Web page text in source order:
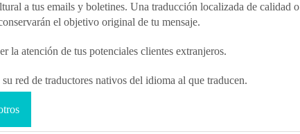
a tus emails y boletines. Una traducción localizada de calidad
el objetivo original de tu mensaje.
la atención de tus potenciales clientes extranjeros.
red de traductores nativos del idioma al que traducen.